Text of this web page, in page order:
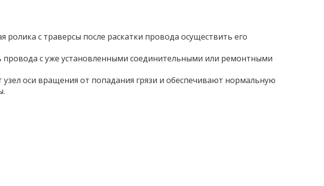
с траверсы после раскатки провода осуществить его
с уже установленными соединительными или ремонтными
оси вращения от попадания грязи и обеспечивают нормальную